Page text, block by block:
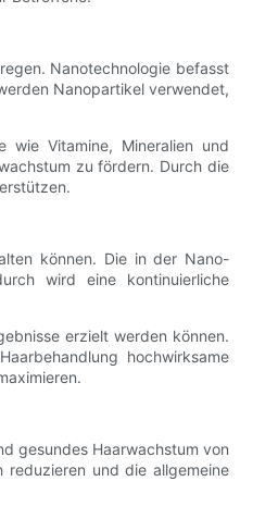
Nanotechnologie befasst
Nanopartikel verwendet,
wie Vitamine, Mineralien und
zu fördern. Durch die
können. Die in der Nano-
wird eine kontinuierliche
erzielt werden können.
hochwirksame
gesundes Haarwachstum von
und die allgemeine